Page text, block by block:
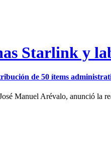
Starlink y
de 50 ítems
Manuel Arévalo, anunció la